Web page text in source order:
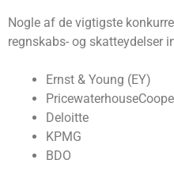
Nogle af de vigtigste
regnskabs- og skatteydelser
Ernst & Young (EY)
Deloitte
KPMG
BDO